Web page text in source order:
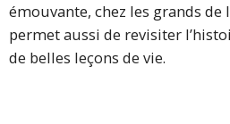
émouvante, chez les grands
permet aussi de revisiter
de belles leçons de vie.